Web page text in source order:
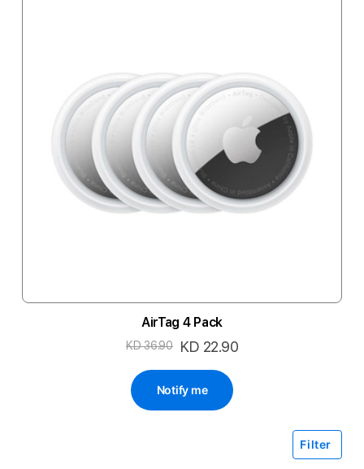
AirTag 4 Pack
السعر
KD 22.90
KD 36.90
Notify me
Filter